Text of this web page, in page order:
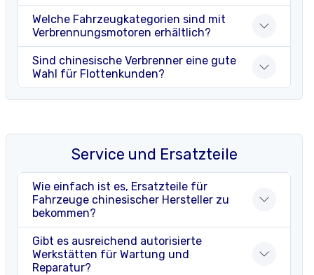
Welche Fahrzeugkategorien sind mit
Verbrennungsmotoren erhältlich?
Sind chinesische Verbrenner eine gute
Wahl für Flottenkunden?
Service und Ersatzteile
Wie einfach ist es, Ersatzteile für
Fahrzeuge chinesischer Hersteller zu
bekommen?
Gibt es ausreichend autorisierte
Werkstätten für Wartung und
Reparatur?